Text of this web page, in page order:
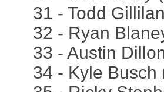
31 - Todd
32 - Ryan
33 - Austin
34 - Kyle Busch